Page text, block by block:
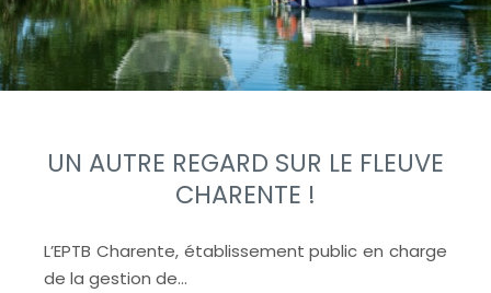
UN AUTRE REGARD SUR LE FLEUVE
CHARENTE !
L’EPTB Charente, établissement public en charge
de la gestion de…